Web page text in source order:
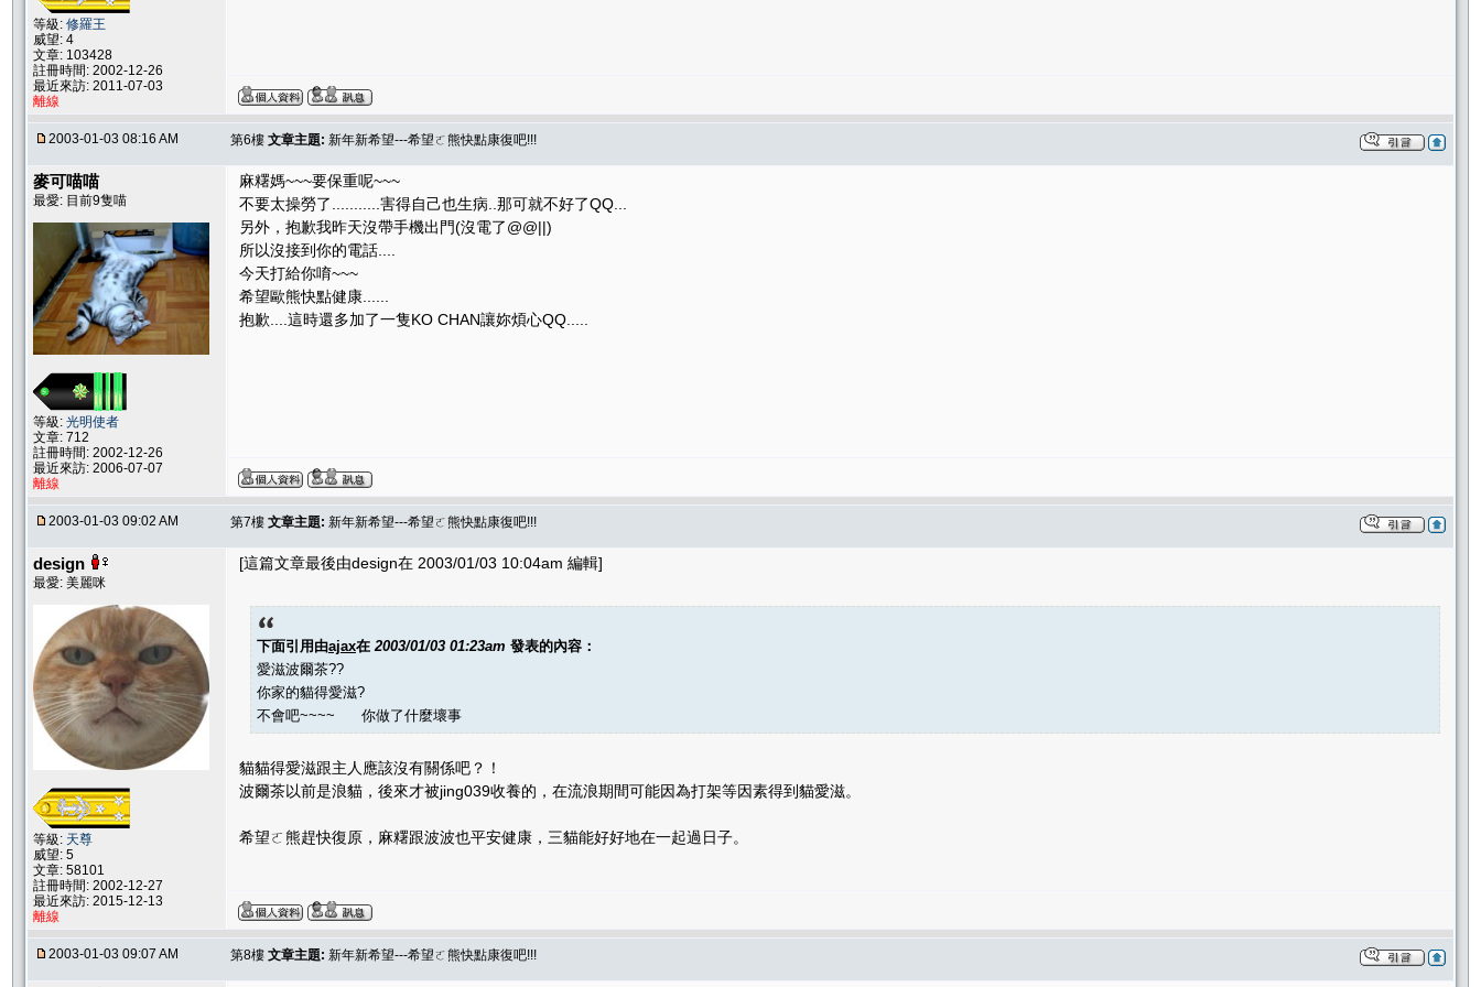
等級: 修羅王
威望: 4
文章: 103428
註冊時間: 2002-12-26
最近來訪: 2011-07-03
離線
2003-01-03 08:16 AM 第6樓 文章主題: 新年新希望---希望ㄛ熊快點康復吧!!!
麥可喵喵
最愛: 目前9隻喵
等級: 光明使者
文章: 712
註冊時間: 2002-12-26
最近來訪: 2006-07-07
離線
麻糬媽~~~要保重呢~~~
不要太操勞了...........害得自己也生病..那可就不好了QQ...
另外，抱歉我昨天沒帶手機出門(沒電了@@||)
所以沒接到你的電話....
今天打給你唷~~~
希望歐熊快點健康......
抱歉....這時還多加了一隻KO CHAN讓妳煩心QQ.....
2003-01-03 09:02 AM 第7樓 文章主題: 新年新希望---希望ㄛ熊快點康復吧!!!
design
最愛: 美麗咪
等級: 天尊
威望: 5
文章: 58101
註冊時間: 2002-12-27
最近來訪: 2015-12-13
離線
[這篇文章最後由design在 2003/01/03 10:04am 編輯]
下面引用由ajax在 2003/01/03 01:23am 發表的內容：
愛滋波爾茶??
你家的貓得愛滋?
不會吧~~~~ 你做了什麼壞事
貓貓得愛滋跟主人應該沒有關係吧？！
波爾茶以前是浪貓，後來才被jing039收養的，在流浪期間可能因為打架等因素得到貓愛滋。
希望ㄛ熊趕快復原，麻糬跟波波也平安健康，三貓能好好地在一起過日子。
2003-01-03 09:07 AM 第8樓 文章主題: 新年新希望---希望ㄛ熊快點康復吧!!!